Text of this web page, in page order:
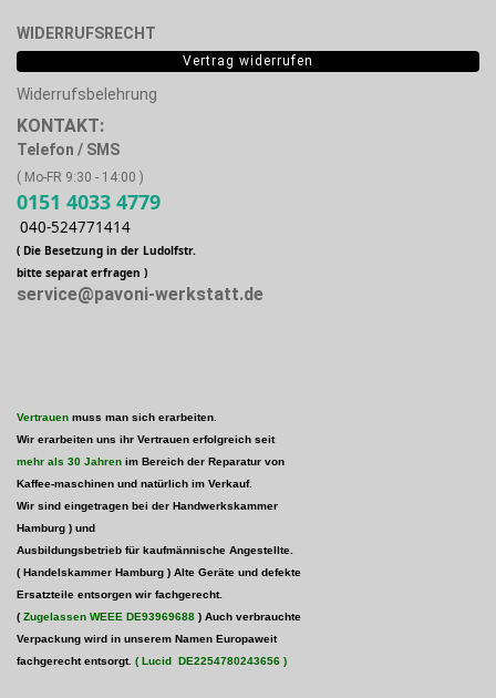
WIDERRUFSRECHT
Vertrag widerrufen
Widerrufsbelehrung
KONTAKT:
Telefon / SMS
( Mo-FR 9:30 - 14:00 )
0151 4033 4779
040-524771414
( Die Besetzung in der Ludolfstr.
bitte separat erfragen )
service@pavoni-werkstatt.de
Vertrauen muss man sich erarbeiten.
Wir erarbeiten uns ihr Vertrauen erfolgreich seit
mehr als 30 Jahren im Bereich der Reparatur von
Kaffee-maschinen und natürlich im Verkauf.
Wir sind eingetragen bei der Handwerkskammer
Hamburg ) und
Ausbildungsbetrieb für kaufmännische Angestellte.
( Handelskammer Hamburg ) Alte Geräte und defekte
Ersatzteile entsorgen wir fachgerecht.
( Zugelassen WEEE DE93969688 ) Auch verbrauchte
Verpackung wird in unserem Namen Europaweit
fachgerecht entsorgt. ( Lucid DE2254780243656 )